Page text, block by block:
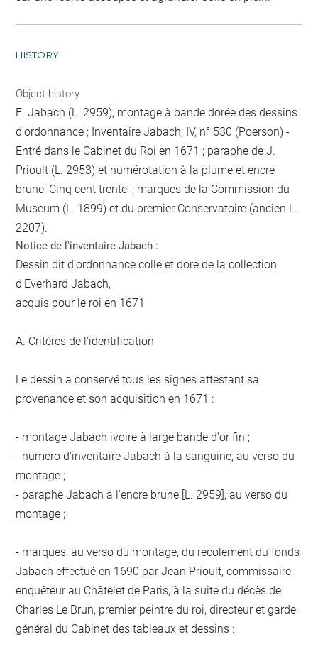
HISTORY
Object history
E. Jabach (L. 2959), montage à bande dorée des dessins
d'ordonnance ; Inventaire Jabach, IV, n° 530 (Poerson) -
Entré dans le Cabinet du Roi en 1671 ; paraphe de J.
Prioult (L. 2953) et numérotation à la plume et encre
brune 'Cinq cent trente' ; marques de la Commission du
Museum (L. 1899) et du premier Conservatoire (ancien L.
2207).
Notice de l'inventaire Jabach :
Dessin dit d'ordonnance collé et doré de la collection
d'Everhard Jabach,
acquis pour le roi en 1671
A. Critères de l'identification
Le dessin a conservé tous les signes attestant sa
provenance et son acquisition en 1671 :
- montage Jabach ivoire à large bande d'or fin ;
- numéro d'inventaire Jabach à la sanguine, au verso du
montage ;
- paraphe Jabach à l'encre brune [L. 2959], au verso du
montage ;
- marques, au verso du montage, du récolement du fonds
Jabach effectué en 1690 par Jean Prioult, commissaire-
enquêteur au Châtelet de Paris, à la suite du décès de
Charles Le Brun, premier peintre du roi, directeur et garde
général du Cabinet des tableaux et dessins :